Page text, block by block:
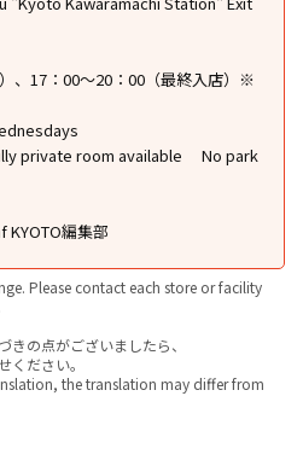
、17：00〜20：00（最終入店）※
private room available
No park
KYOTO編集部
Please contact each store or facility
の点がございましたら、
ださい。
the translation may differ from